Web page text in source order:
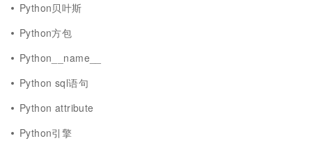
Python贝叶斯
Python方包
Python__name__
Python sql语句
Python attribute
Python引擎